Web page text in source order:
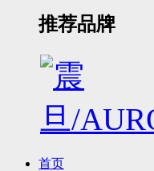
推荐品牌
首页